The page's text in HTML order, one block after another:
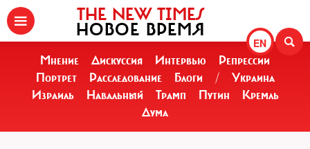
EN
THE NEW TIMES
НОВОЕ ВРЕМЯ
Мнение Дискуссия Интервью
Репрессии
Портрет
Расследование Блоги /
Украина
Израиль
Навальный Трамп Путин
Кремль
Дума